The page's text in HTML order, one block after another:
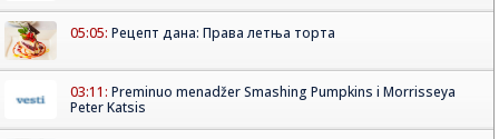
05:05: Рецепт дана: Права летња торта
03:11: Preminuo menadžer Smashing Pumpkins i Morrisseya
Peter Katsis